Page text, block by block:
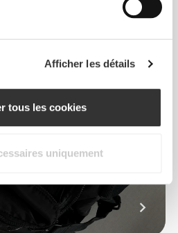
Afficher les détails
tous les cookies
uniquement